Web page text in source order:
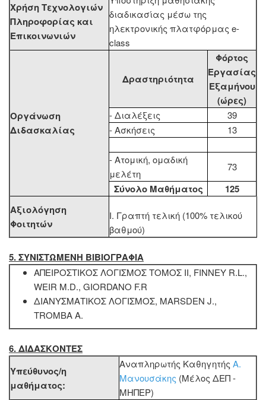
Χρήση Τεχνολογιών
Πληροφορίας και
Επικοινωνιών
διαδικασίας μέσω της
ηλεκτρονικής πλατφόρμας e-
class
Οργάνωση
Διδασκαλίας
Δραστηριότητα
Φόρτος
Εργασίας
Εξαμήνου
(ώρες)
- Διαλέξεις
39
- Ασκήσεις
13
- Ατομική, ομαδική
μελέτη
73
Σύνολο Μαθήματος
125
Αξιολόγηση
Φοιτητών
Ι. Γραπτή τελική (100% τελικού
βαθμού)
5. ΣΥΝΙΣΤΩΜΕΝΗ ΒΙΒΙΟΓΡΑΦΙΑ
ΑΠΕΙΡΟΣΤΙΚΟΣ ΛΟΓΙΣΜΟΣ ΤΟΜΟΣ ΙΙ, FINNEY R.L.,
WEIR M.D., GIORDANO F.R
ΔΙΑΝΥΣΜΑΤΙΚΟΣ ΛΟΓΙΣΜΟΣ, MARSDEN J.,
TROMBA A.
6. ΔΙΔΑΣΚΟΝΤΕΣ
Υπεύθυνος/η
μαθήματος:
Αναπληρωτής Καθηγητής Α.
Μανουσάκης (Μέλος ΔΕΠ -
ΜΗΠΕΡ)